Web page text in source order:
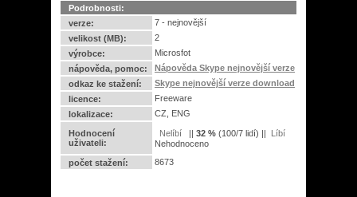
Podrobnosti:
verze:
7 - nejnovější
velikost (MB):
2
výrobce:
Microsfot
nápověda, pomoc:
Nápověda Skype nejnovější verze
odkaz ke stažení:
Skype nejnovější verze download
licence:
Freeware
lokalizace:
CZ, ENG
Hodnocení
uživateli:
|| 32 % (100/7 lidí) ||
Nehodnoceno
počet stažení:
8673